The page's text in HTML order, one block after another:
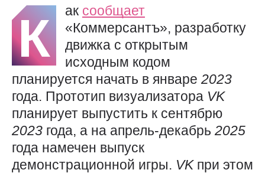
К ак сообщает
«Коммерсантъ», разработку
движка с открытым
исходным кодом
планируется начать в январе 2023
года. Прототип визуализатора VK
планирует выпустить к сентябрю
2023 года, а на апрель-декабрь 2025
года намечен выпуск
демонстрационной игры. VK при этом